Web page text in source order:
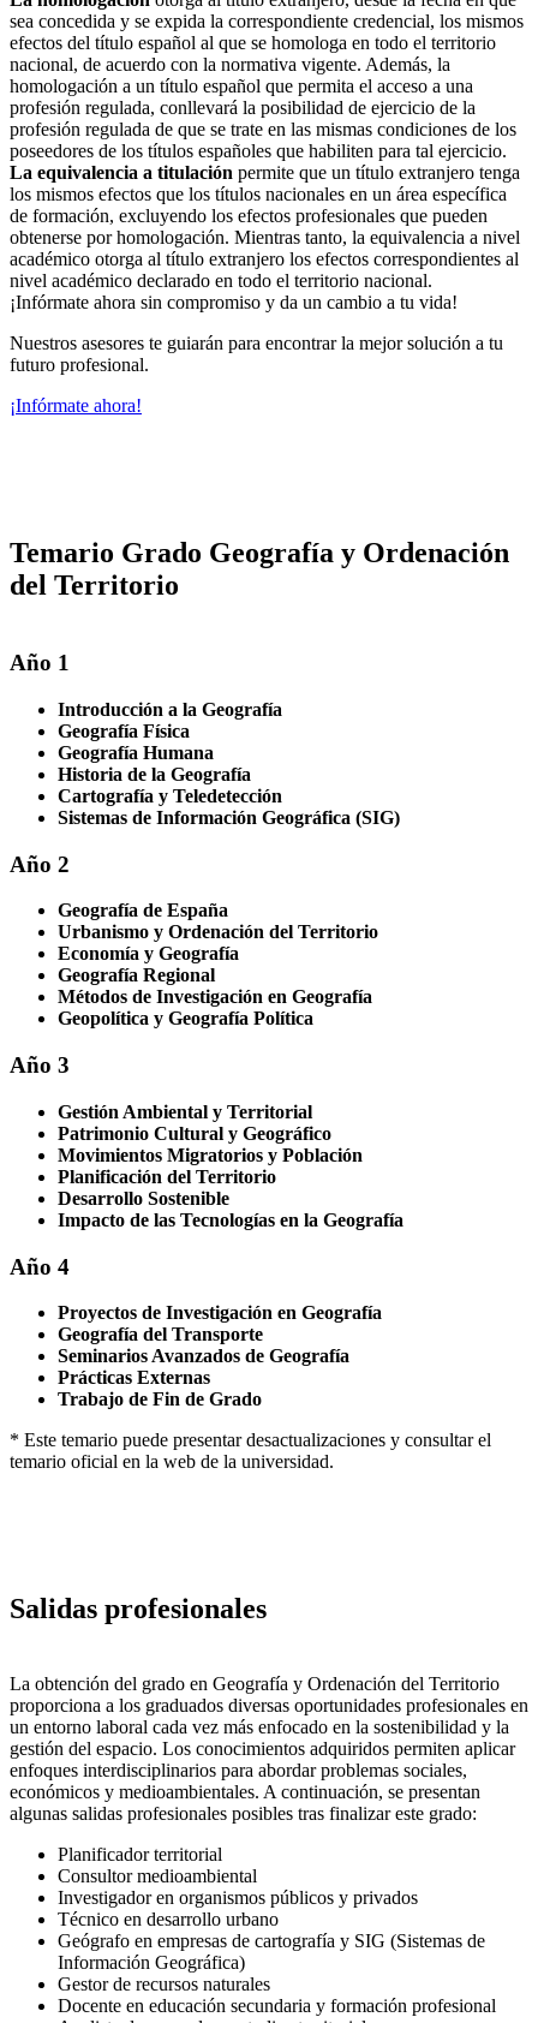
sea concedida y se expida la correspondiente credencial, los mismos
efectos del título español al que se homologa en todo el territorio
nacional, de acuerdo con la normativa vigente. Además, la
homologación a un título español que permita el acceso a una
profesión regulada, conllevará la posibilidad de ejercicio de la
profesión regulada de que se trate en las mismas condiciones de los
poseedores de los títulos españoles que habiliten para tal ejercicio.
La equivalencia a titulación permite que un título extranjero tenga
los mismos efectos que los títulos nacionales en un área específica
de formación, excluyendo los efectos profesionales que pueden
obtenerse por homologación. Mientras tanto, la equivalencia a nivel
académico otorga al título extranjero los efectos correspondientes al
nivel académico declarado en todo el territorio nacional.
¡Infórmate ahora sin compromiso y da un cambio a tu vida!
Nuestros asesores te guiarán para encontrar la mejor solución a tu
futuro profesional.
¡Infórmate ahora!
Temario Grado Geografía y Ordenación
del Territorio
Año 1
Introducción a la Geografía
Geografía Física
Geografía Humana
Historia de la Geografía
Cartografía y Teledetección
Sistemas de Información Geográfica (SIG)
Año 2
Geografía de España
Urbanismo y Ordenación del Territorio
Economía y Geografía
Geografía Regional
Métodos de Investigación en Geografía
Geopolítica y Geografía Política
Año 3
Gestión Ambiental y Territorial
Patrimonio Cultural y Geográfico
Movimientos Migratorios y Población
Planificación del Territorio
Desarrollo Sostenible
Impacto de las Tecnologías en la Geografía
Año 4
Proyectos de Investigación en Geografía
Geografía del Transporte
Seminarios Avanzados de Geografía
Prácticas Externas
Trabajo de Fin de Grado
* Este temario puede presentar desactualizaciones y consultar el
temario oficial en la web de la universidad.
Salidas profesionales
La obtención del grado en Geografía y Ordenación del Territorio
proporciona a los graduados diversas oportunidades profesionales en
un entorno laboral cada vez más enfocado en la sostenibilidad y la
gestión del espacio. Los conocimientos adquiridos permiten aplicar
enfoques interdisciplinarios para abordar problemas sociales,
económicos y medioambientales. A continuación, se presentan
algunas salidas profesionales posibles tras finalizar este grado:
Planificador territorial
Consultor medioambiental
Investigador en organismos públicos y privados
Técnico en desarrollo urbano
Geógrafo en empresas de cartografía y SIG (Sistemas de
Información Geográfica)
Gestor de recursos naturales
Docente en educación secundaria y formación profesional